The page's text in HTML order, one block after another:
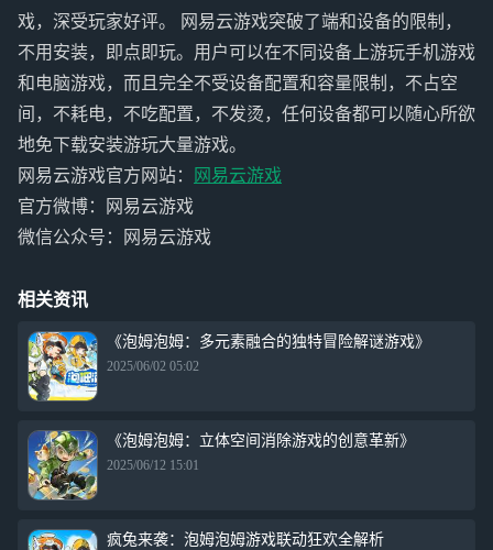
戏，深受玩家好评。 网易云游戏突破了端和设备的限制，
不用安装，即点即玩。用户可以在不同设备上游玩手机游戏
和电脑游戏，而且完全不受设备配置和容量限制，不占空
间，不耗电，不吃配置，不发烫，任何设备都可以随心所欲
地免下载安装游玩大量游戏。
网易云游戏官方网站：
网易云游戏
官方微博：网易云游戏
微信公众号：网易云游戏
相关资讯
《泡姆泡姆：多元素融合的独特冒险解谜游戏》
2025/06/02 05:02
《泡姆泡姆：立体空间消除游戏的创意革新》
2025/06/12 15:01
疯兔来袭：泡姆泡姆游戏联动狂欢全解析